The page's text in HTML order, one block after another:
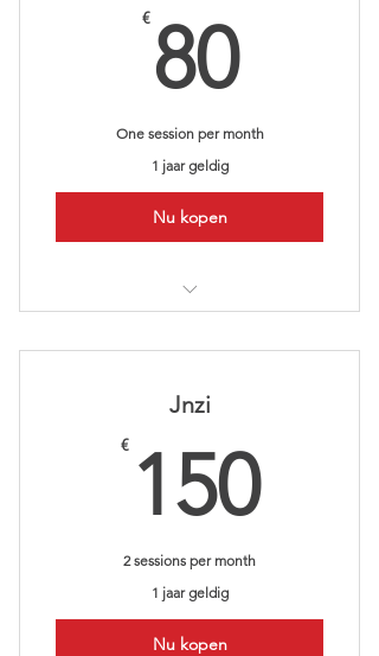
€ 8080€
One session per month
1 jaar geldig
Nu kopen
patients
Save $10
Jnzi
€ 150150€
2 sessions per month
1 jaar geldig
Nu kopen